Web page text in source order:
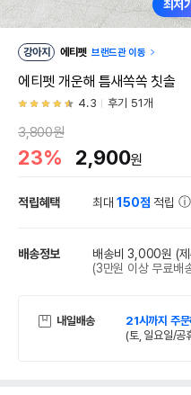
최저
강아지 에티펫 브랜드관 이동
에티펫 개운해 틈새쏙쏙 칫솔
4.3 후기 51개
3,800원
23% 2,900원
적립혜택 최대150점 적립
배송정보 배송비 3,000원 (
(3만원 이상 무료배
내일배송 21시까지 주
(토, 일요일/공